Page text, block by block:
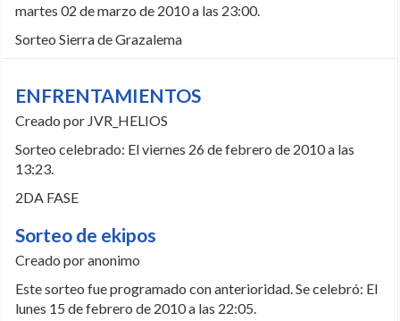
martes 02 de marzo de 2010 a las 23:00.
Sorteo Sierra de Grazalema
ENFRENTAMIENTOS
Creado por JVR_HELIOS
Sorteo celebrado: El viernes 26 de febrero de 2010 a las
13:23.
2DA FASE
Sorteo de ekipos
Creado por anonimo
Este sorteo fue programado con anterioridad. Se celebró: El
lunes 15 de febrero de 2010 a las 22:05.